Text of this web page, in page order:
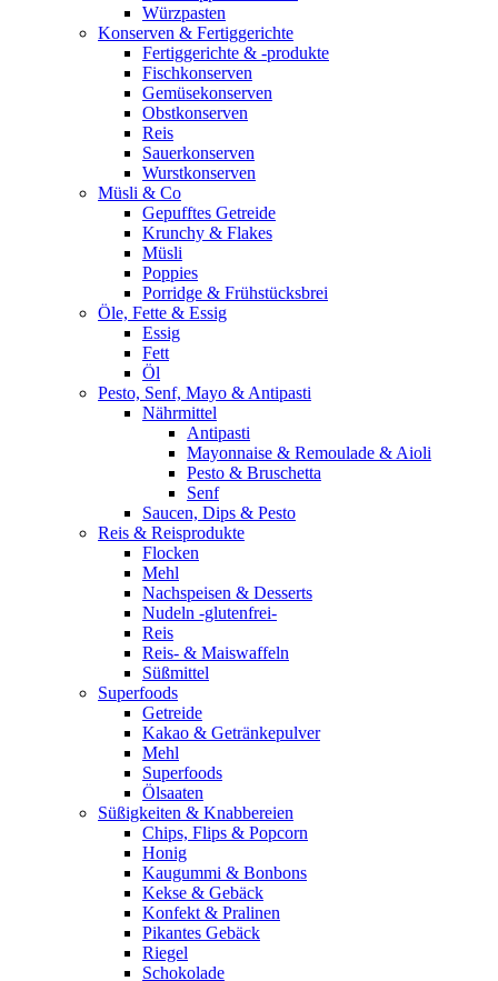
Würzpasten
Konserven & Fertiggerichte
Fertiggerichte & -produkte
Fischkonserven
Gemüsekonserven
Obstkonserven
Reis
Sauerkonserven
Wurstkonserven
Müsli & Co
Gepufftes Getreide
Krunchy & Flakes
Müsli
Poppies
Porridge & Frühstücksbrei
Öle, Fette & Essig
Essig
Fett
Öl
Pesto, Senf, Mayo & Antipasti
Nährmittel
Antipasti
Mayonnaise & Remoulade & Aioli
Pesto & Bruschetta
Senf
Saucen, Dips & Pesto
Reis & Reisprodukte
Flocken
Mehl
Nachspeisen & Desserts
Nudeln -glutenfrei-
Reis
Reis- & Maiswaffeln
Süßmittel
Superfoods
Getreide
Kakao & Getränkepulver
Mehl
Superfoods
Ölsaaten
Süßigkeiten & Knabbereien
Chips, Flips & Popcorn
Honig
Kaugummi & Bonbons
Kekse & Gebäck
Konfekt & Pralinen
Pikantes Gebäck
Riegel
Schokolade